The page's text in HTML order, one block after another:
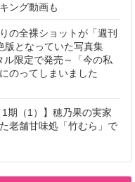
ング動画も
の全裸ショットが「週刊
版となっていた写真集
ル限定で発売～「今の私
のってしまいました
1期（1）】穂乃果の実家
老舗甘味処「竹むら」で